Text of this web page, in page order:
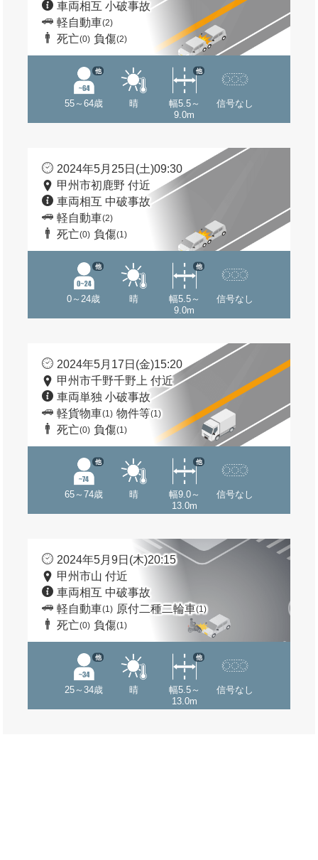
車両相互 小破事故
軽自動車(2)
死亡(0) 負傷(2)
55～64歳
他
晴
幅5.5～
9.0m
他
信号なし
2024年5月25日(土)09:30
甲州市初鹿野 付近
車両相互 中破事故
軽自動車(2)
死亡(0) 負傷(1)
0～24歳
他
晴
幅5.5～
9.0m
他
信号なし
2024年5月17日(金)15:20
甲州市千野千野上 付近
車両単独 小破事故
軽貨物車(1) 物件等(1)
死亡(0) 負傷(1)
65～74歳
他
晴
幅9.0～
13.0m
他
信号なし
2024年5月9日(木)20:15
甲州市山 付近
車両相互 中破事故
軽自動車(1) 原付二種二輪車(1)
死亡(0) 負傷(1)
25～34歳
他
晴
幅5.5～
13.0m
他
信号なし